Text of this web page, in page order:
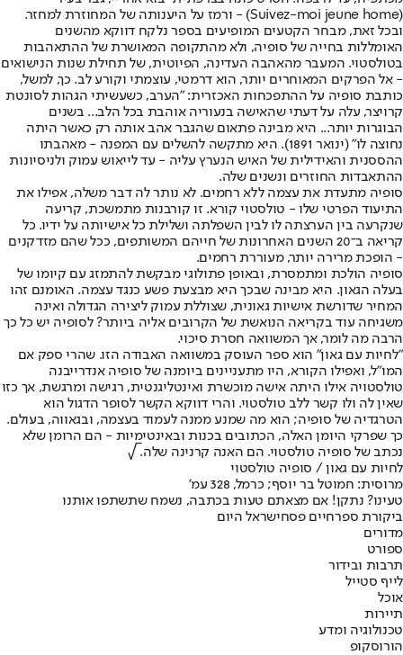
(Suivez-moi jeune home) - ורמז על היענותה של המחוזרת למחזר.
ובכל זאת, מבחר הקטעים המופיעים בספר נלקח דווקא מהשנים
האומללות בחייה של סופיה, ולא מהתקופה המאושרת של ההתאהבות
בטולסטוי. המעבר מהאהבה העדינה, הפיוטית, של תחילת שנות הנישואים
- אל הפרקים המאוחרים יותר, הוא דרמטי, עוצמתי וקורע לב. כך, למשל,
כותבת סופיה על ההתפכחות האכזרית: "הערב, כשעשיתי הגהות לסונטת
קרויצר, עלה על דעתי שהאישה בנעוריה אוהבת בכל הלב... בשנים
הבוגרות יותר... היא מבינה פתאום שהגבר אהב אותה רק כאשר היתה
נחוצה לו" (ינואר 1891). היא מתקשה להשלים עם המפנה - מאהבתו
ההססנית והאידילית של האיש הנערץ עליה - עד לייאוש עמוק ולניסיונות
ההתאבדות החוזרים ונשנים שלה.
סופיה מתעדת את עצמה ללא רחמים. לא נותר לה דבר משלה, אפילו את
התיעוד הפרטי שלו - טולסטוי קורא. זו קורבנות מתמשכת, קריעה
שנקרעה בין הערצתה לו לבין השפלתה ושלילת כל אישיותה על ידיו. כל
קריאה ב־20 השנים האחרונות של חייהם המשותפים, ככל שהם מזדקנים
- הופכת מרירה יותר, מעוררת רחמים.
סופיה הולכת ומתמסרת, ובאופן פתולוגי מבקשת להתמזג עם קיומו של
בעלה הגאון. היא מבינה שבכך היא מבצעת פשע כנגד עצמה. האומנם זהו
המחיר שדורשת אישיות גאונית, שצוללת עמוק ליצירה הגדולה ואינה
משגיחה עוד בקריאה הנואשת של הקרובים אליה ביותר? לסופיה יש כל כך
הרבה מה לומר, אך המשוואה חסרת סיכוי.
"לחיות עם גאון" הוא ספר העוסק במשוואה האבודה הזו. שהרי ספק אם
המו"ל, ואפילו הקורא, היו מתעניינים ביומנה של סופיה אנדרייבנה
טולסטויה אילו היתה אישה מוכשרת ואינטליגנטית, רגישה ומרגשת, אך כזו
שאין לה ולו קשר ללב טולסטוי. והרי דווקא הקשר לסופר הדגול הוא
הטרגדיה של סופיה; הוא מה שמנע ממנה לעמוד בעצמה, ובגאווה, בעולם.
כך שפרקי היומן האלה, הכתובים בכנות ובאינטימיות - הם הרומן שלא
נכתב של סופיה טולסטוי. הם האנה קרנינה שלה. √
לחיות עם גאון / סופיה טולסטוי
מרוסית: חמוטל בר יוסף; כרמל, 328 עמ'
טעינו? נתקן! אם מצאתם טעות בכתבה, נשמח שתשתפו אותנו
ביקורת ספרחיים פסחישראל היום
מדורים
ספורט
תרבות ובידור
לייף סטייל
אוכל
תיירות
טכנולוגיה ומדע
הורוסקופ